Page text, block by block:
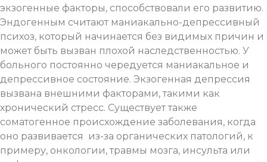
экзогенные факторы, способствовали его развитию.
Эндогенным считают маниакально-депрессивный
психоз, который начинается без видимых причин и
может быть вызван плохой наследственностью. У
больного постоянно чередуется маниакальное и
депрессивное состояние. Экзогенная депрессия
вызвана внешними факторами, такими как
хронический стресс. Существует также
соматогенное происхождение заболевания, когда
оно развивается из-за органических патологий, к
примеру, онкологии, травмы мозга, инсульта или